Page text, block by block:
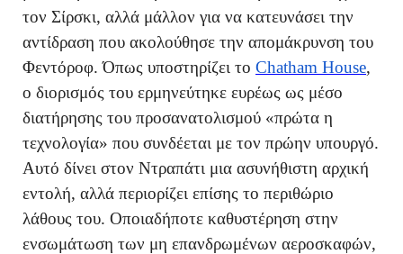
τον Σίρσκι, αλλά μάλλον για να κατευνάσει την
αντίδραση που ακολούθησε την απομάκρυνση του
Φεντόροφ. Όπως υποστηρίζει το Chatham House,
ο διορισμός του ερμηνεύτηκε ευρέως ως μέσο
διατήρησης του προσανατολισμού «πρώτα η
τεχνολογία» που συνδέεται με τον πρώην υπουργό.
Αυτό δίνει στον Ντραπάτι μια ασυνήθιστη αρχική
εντολή, αλλά περιορίζει επίσης το περιθώριο
λάθους του. Οποιαδήποτε καθυστέρηση στην
ενσωμάτωση των μη επανδρωμένων αεροσκαφών,